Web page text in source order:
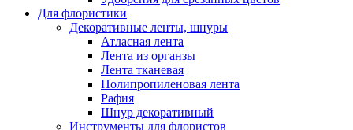
Для флористики
Декоративные ленты, шнуры
Атласная лента
Лента из органзы
Лента тканевая
Полипропиленовая лента
Рафия
Шнур декоративный
Инструменты для флористов